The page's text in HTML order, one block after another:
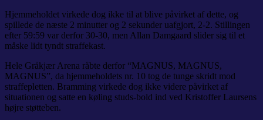
Hjemmeholdet virkede dog ikke til at blive påvirket af dette, og
spillede de næste 2 minutter og 2 sekunder uafgjort, 2-2. Stillingen
efter 59:59 var derfor 30-30, men Allan Damgaard slider sig til et
måske lidt tyndt straffekast.
Hele Gråkjær Arena råbte derfor “MAGNUS, MAGNUS,
MAGNUS”, da hjemmeholdets nr. 10 tog de tunge skridt mod
straffepletten. Bramming virkede dog ikke videre påvirket af
situationen og satte en køling studs-bold ind ved Kristoffer Laursens
højre støtteben.